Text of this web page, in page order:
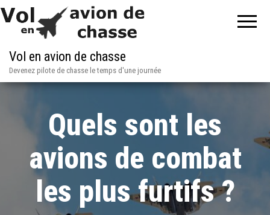
Vol en avion de chasse
Devenez pilote de chasse le temps d'une journée
Quels sont les
avions de combat
les plus furtifs ?